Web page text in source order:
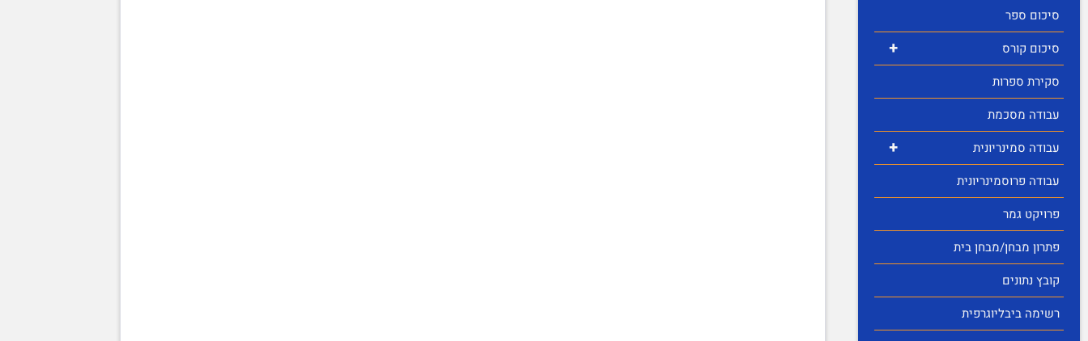
סיכום ספר
+
סיכום קורס
סקירת ספרות
עבודה מסכמת
+
עבודה סמינריונית
עבודה פרוסמינריונית
פרויקט גמר
פתרון מבחן/מבחן בית
קובץ נתונים
רשימה ביבליוגרפית